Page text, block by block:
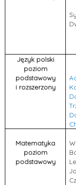
Język polski
poziom
podstawowy
i rozszerzony
Matematyka
poziom
podstawowy